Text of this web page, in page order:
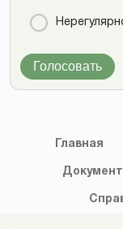
Голосовать
Главная